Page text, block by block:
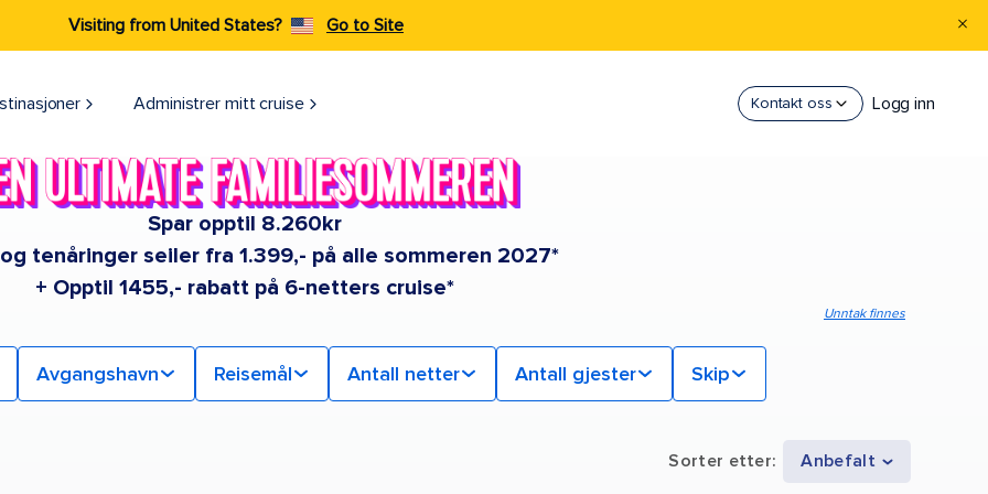
Visiting from United States? Go to Site
Administrer mitt cruise Kontakt oss Logg inn
Spar opptil 8.260kr
tenåringer seiler fra 1.399,- på alle sommeren 2027*
+ Opptil 1455,- rabatt på 6-netters cruise*
Unntak finnes
Avgangshavn Reisemål Antall netter Antall gjester Skip
Sorter etter: Anbefalt